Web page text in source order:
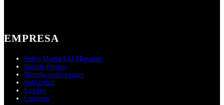
EMPRESA
Sobre Martin Cid Magazine
Sala de Prensa
Miembros del equipo
Publicidad
Empleo
Contacto